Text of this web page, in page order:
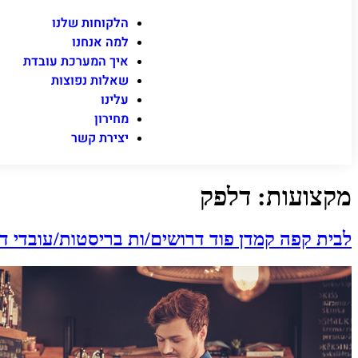
הלקוחות שלנו
למה אנחנו
איך המערכת עובדת
שאלות נפוצות
עלינו
מחירון
יצירת קשר
מקצועות: דלפק
לבית קפה קמדן פוד דרושים/ות בריסטות/עובדי